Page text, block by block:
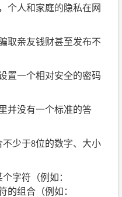
个人和家庭的隐私在网
取亲友钱财甚至发布不
置一个相对安全的密码
并没有一个标准的答
少于8位的数字、大小
字符（例如：
组合（例如：